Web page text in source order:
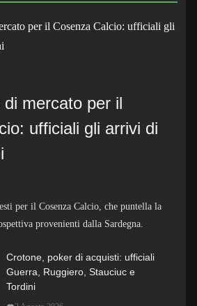
di mercato per il
ufficiali gli arrivi di
per il Cosenza Calcio, che puntella la
provenienti dalla Sardegna.
Crotone, poker di acquisti: ufficiali
Guerra, Ruggiero, Stauciuc e
Tordini